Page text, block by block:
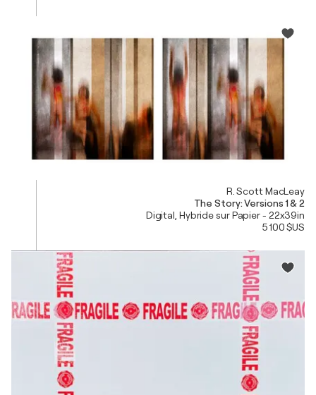
R. Scott MacLeay
The Story: Versions 1 & 2
Digital, Hybride sur Papier - 22x39in
5 100 $US